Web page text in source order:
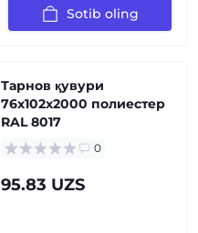
Sotib oling
Тарнов қувури
76х102х2000 полиестер
RAL 8017
0
95.83 UZS